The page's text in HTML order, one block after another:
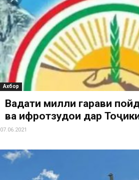
Ахбор
Ваҳдати милли гарави
ва ифротзудои дар
07.06.2021